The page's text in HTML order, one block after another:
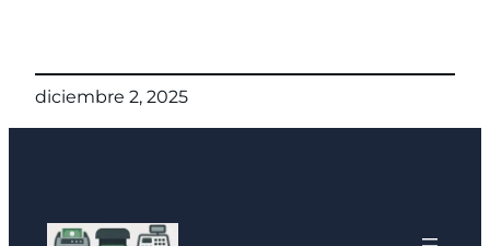
diciembre 2, 2025